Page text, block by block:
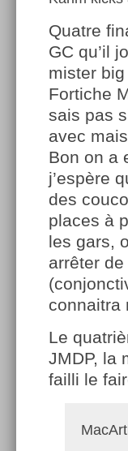
Quatre
GC qu’il
mister
Fortiche
sais pas
avec
Bon on a
j’espère
des
places à
les gars,
arrêter
connaitra
Le
JMDP, la
failli le